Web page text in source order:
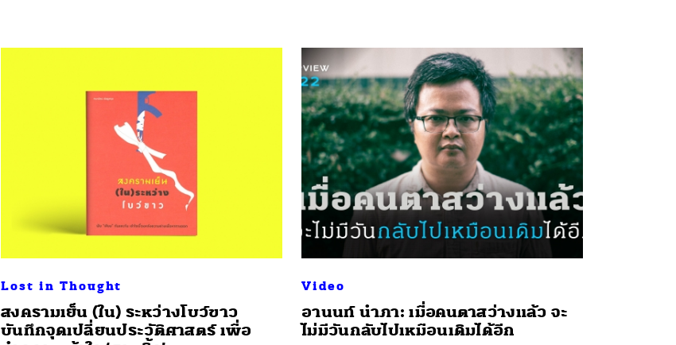
Lost in Thought
สงครามเย็น (ใน) ระหว่างโบว์ขาว
บันทึกจุดเปลี่ยนประวัติศาสตร์ เพื่อ
Video
อานนท์ นำภา: เมื่อคนตาสว่างแล้ว จะ
ไม่มีวันกลับไปเหมือนเดิมได้อีก
TWEET LINE